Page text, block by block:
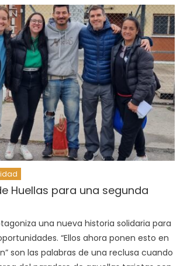
Huellas para una segunda
una nueva historia solidaria para
“Ellos ahora ponen esto en
son las palabras de una reclusa cuando